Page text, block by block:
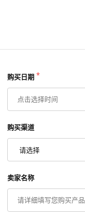
购买日期 *
购买渠道
卖家名称